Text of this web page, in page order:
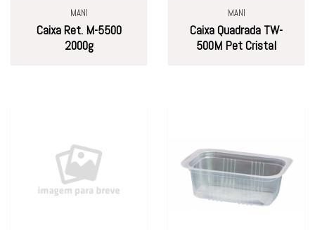
MANI
Caixa Ret. M-5500
2000g
MANI
Caixa Quadrada TW-
500M Pet Cristal